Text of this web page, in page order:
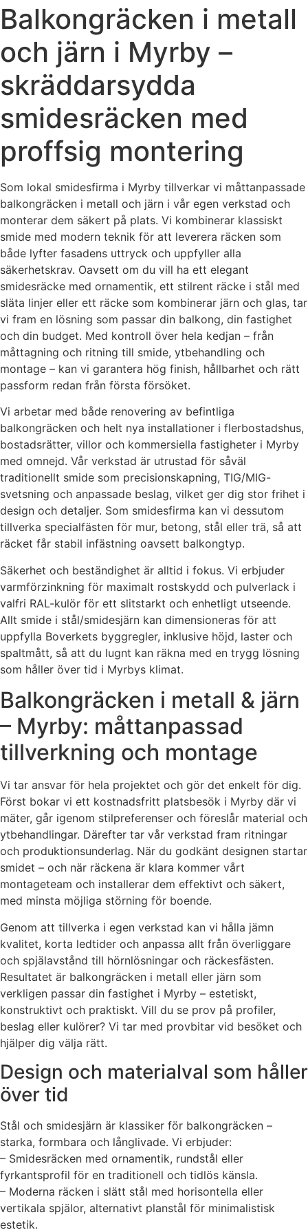
Balkongräcken i metall
och järn i Myrby –
skräddarsydda
smidesräcken med
proffsig montering
Som lokal smidesfirma i Myrby tillverkar vi måttanpassade
balkongräcken i metall och järn i vår egen verkstad och
monterar dem säkert på plats. Vi kombinerar klassiskt
smide med modern teknik för att leverera räcken som
både lyfter fasadens uttryck och uppfyller alla
säkerhetskrav. Oavsett om du vill ha ett elegant
smidesräcke med ornamentik, ett stilrent räcke i stål med
släta linjer eller ett räcke som kombinerar järn och glas, tar
vi fram en lösning som passar din balkong, din fastighet
och din budget. Med kontroll över hela kedjan – från
måttagning och ritning till smide, ytbehandling och
montage – kan vi garantera hög finish, hållbarhet och rätt
passform redan från första försöket.
Vi arbetar med både renovering av befintliga
balkongräcken och helt nya installationer i flerbostadshus,
bostadsrätter, villor och kommersiella fastigheter i Myrby
med omnejd. Vår verkstad är utrustad för såväl
traditionellt smide som precisionskapning, TIG/MIG-
svetsning och anpassade beslag, vilket ger dig stor frihet i
design och detaljer. Som smidesfirma kan vi dessutom
tillverka specialfästen för mur, betong, stål eller trä, så att
räcket får stabil infästning oavsett balkongtyp.
Säkerhet och beständighet är alltid i fokus. Vi erbjuder
varmförzinkning för maximalt rostskydd och pulverlack i
valfri RAL-kulör för ett slitstarkt och enhetligt utseende.
Allt smide i stål/smidesjärn kan dimensioneras för att
uppfylla Boverkets byggregler, inklusive höjd, laster och
spaltmått, så att du lugnt kan räkna med en trygg lösning
som håller över tid i Myrbys klimat.
Balkongräcken i metall & järn
– Myrby: måttanpassad
tillverkning och montage
Vi tar ansvar för hela projektet och gör det enkelt för dig.
Först bokar vi ett kostnadsfritt platsbesök i Myrby där vi
mäter, går igenom stilpreferenser och föreslår material och
ytbehandlingar. Därefter tar vår verkstad fram ritningar
och produktionsunderlag. När du godkänt designen startar
smidet – och när räckena är klara kommer vårt
montageteam och installerar dem effektivt och säkert,
med minsta möjliga störning för boende.
Genom att tillverka i egen verkstad kan vi hålla jämn
kvalitet, korta ledtider och anpassa allt från överliggare
och spjälavstånd till hörnlösningar och räckesfästen.
Resultatet är balkongräcken i metall eller järn som
verkligen passar din fastighet i Myrby – estetiskt,
konstruktivt och praktiskt. Vill du se prov på profiler,
beslag eller kulörer? Vi tar med provbitar vid besöket och
hjälper dig välja rätt.
Design och materialval som håller
över tid
Stål och smidesjärn är klassiker för balkongräcken –
starka, formbara och långlivade. Vi erbjuder:
– Smidesräcken med ornamentik, rundstål eller
fyrkantsprofil för en traditionell och tidlös känsla.
– Moderna räcken i slätt stål med horisontella eller
vertikala spjälor, alternativt planstål för minimalistisk
estetik.